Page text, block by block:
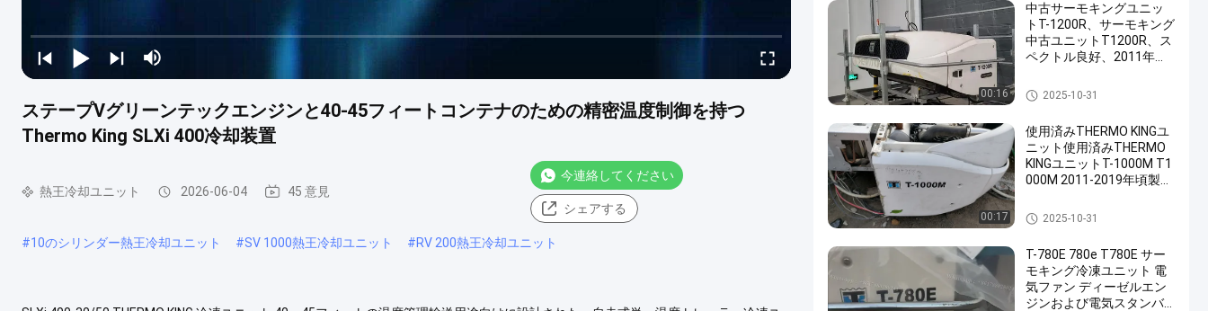
ステープVグリーンテックエンジンと40-45フィートコンテナのための精密温度制御を持つ
Thermo King SLXi 400冷却装置
熱王冷却ユニット 2026-06-04 45 意見
今連絡してください
シェアする
#10のシリンダー熱王冷却ユニット #SV 1000熱王冷却ユニット #RV 200熱王冷却ユニット
00:16
中古サーモキングユニッ
トT-1200R、サーモキング
中古ユニットT1200R、ス
ペクトル良好、2011年か
熱王冷却ユニット
2025-10-31
00:17
使用済みTHERMO KINGユ
ニット使用済みTHERMO
KINGユニットT-1000M T1
000M 2011-2019年頃製造
熱王冷却ユニット
2025-10-31
T-780E 780e T780E サー
モキング冷凍ユニット 電
気ファン ディーゼルエン
ジンおよび電気スタンバ